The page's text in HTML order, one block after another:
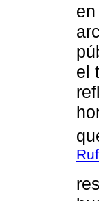
el